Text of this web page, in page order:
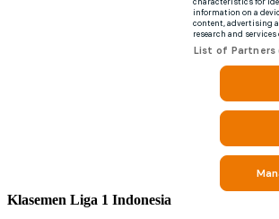
Klasemen Liga 1 Indonesia